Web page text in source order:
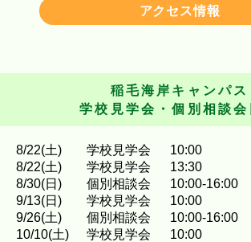
アクセス情報
稲毛海岸キャンパス
学校見学会・個別相談会
8/22(土) 学校見学会
10:00
8/22(土) 学校見学会
13:30
8/30(日) 個別相談会
10:00-16:00
9/13(日) 学校見学会
10:00
9/26(土) 個別相談会
10:00-16:00
10/10(土) 学校見学会
10:00